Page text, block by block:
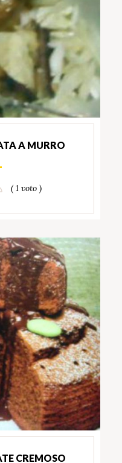
A MURRO
( 1 voto )
CREMOSO